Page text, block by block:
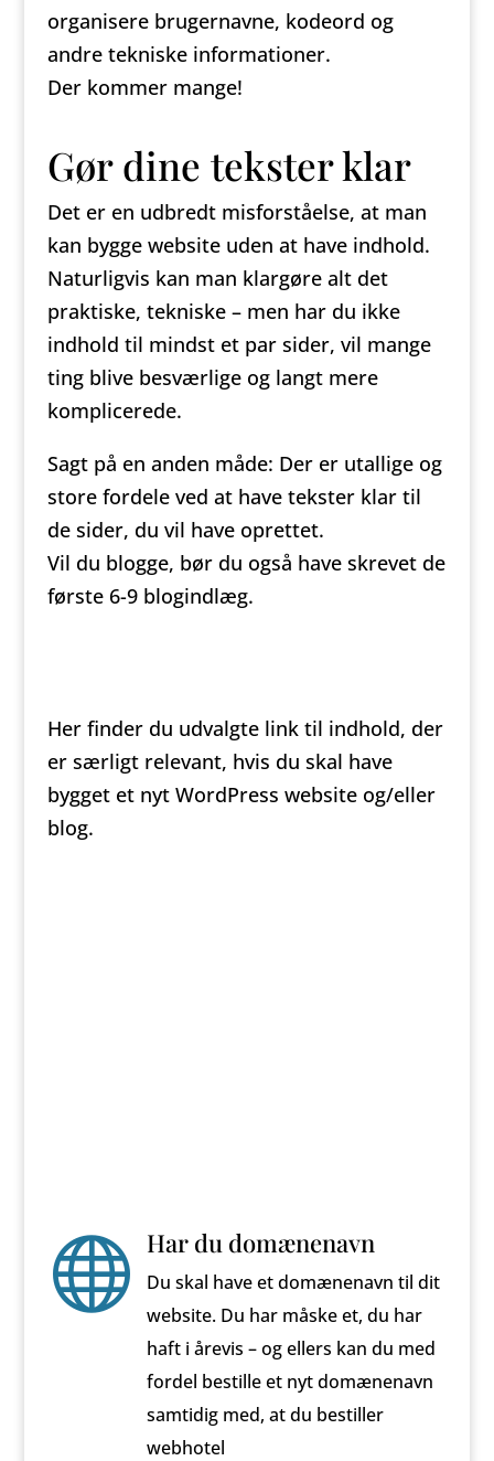
organisere brugernavne, kodeord og
andre tekniske informationer.
Der kommer mange!
Gør dine tekster klar
Det er en udbredt misforståelse, at man
kan bygge website uden at have indhold.
Naturligvis kan man klargøre alt det
praktiske, tekniske – men har du ikke
indhold til mindst et par sider, vil mange
ting blive besværlige og langt mere
komplicerede.
Sagt på en anden måde: Der er utallige og
store fordele ved at have tekster klar til
de sider, du vil have oprettet.
Vil du blogge, bør du også have skrevet de
første 6-9 blogindlæg.
Her finder du udvalgte link til indhold, der
er særligt relevant, hvis du skal have
bygget et nyt WordPress website og/eller
blog.
 Har du domænenavn
Du skal have et domænenavn til dit
website. Du har måske et, du har
haft i årevis – og ellers kan du med
fordel bestille et nyt domænenavn
samtidig med, at du bestiller
webhotel